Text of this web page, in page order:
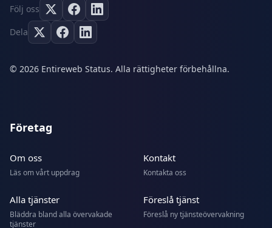
Följ oss
Dela
© 2026 Entireweb Status. Alla rättigheter förbehållna.
Företag
Om oss
Läs om vårt uppdrag
Kontakt
Kontakta oss
Alla tjänster
Bläddra bland alla övervakade
tjänster
Föreslå tjänst
Föreslå ny tjänsteövervakning